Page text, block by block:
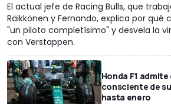
El actual jefe de Racing Bulls, que
Räikkönen y Fernando, explica por qué
"un piloto completísimo" y desvela la
con Verstappen.
Honda F1
consciente de
hasta enero